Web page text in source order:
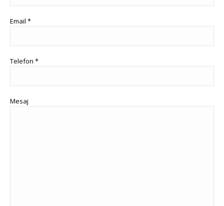
Email *
Telefon *
Mesaj